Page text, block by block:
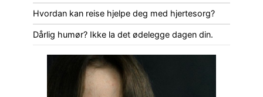
Hvordan kan reise hjelpe deg med hjertesorg?
Dårlig humør? Ikke la det ødelegge dagen din.